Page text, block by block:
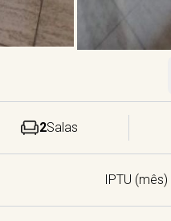
2Salas
IPTU (mês)